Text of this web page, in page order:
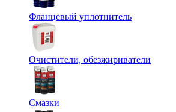
Фланцевый уплотнитель
Очистители, обезжириватели
Смазки